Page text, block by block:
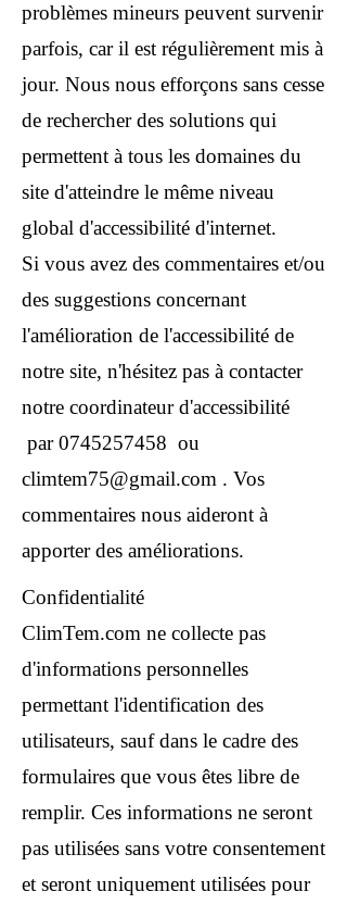
problèmes mineurs peuvent survenir
parfois, car il est régulièrement mis à
jour. Nous nous efforçons sans cesse
de rechercher des solutions qui
permettent à tous les domaines du
site d'atteindre le même niveau
global d'accessibilité d'internet.
Si vous avez des commentaires et/ou
des suggestions concernant
l'amélioration de l'accessibilité de
notre site, n'hésitez pas à contacter
notre coordinateur d'accessibilité
par0745257458 ou
climtem75@gmail.com . Vos
commentaires nous aideront à
apporter des améliorations.
Confidentialité
ClimTem.com ne collecte pas
d'informations personnelles
permettant l'identification des
utilisateurs, sauf dans le cadre des
formulaires que vous êtes libre de
remplir. Ces informations ne seront
pas utilisées sans votre consentement
et seront uniquement utilisées pour